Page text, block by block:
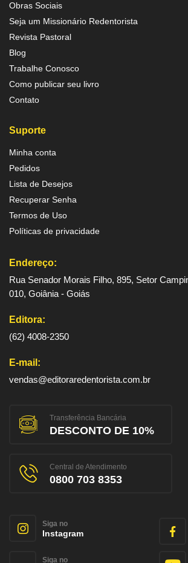
Obras Sociais
Seja um Missionário Redentorista
Revista Pastoral
Blog
Trabalhe Conosco
Como publicar seu livro
Contato
Suporte
Minha conta
Pedidos
Lista de Desejos
Recuperar Senha
Termos de Uso
Políticas de privacidade
Endereço:
Rua Senador Morais Filho, 895, Setor
010, Goiânia - Goiás
Editora:
(62) 4008-2350
E-mail:
vendas@editoraredentorista.com.br
Transferência Bancária
DESCONTO DE 10%
Central de Atendimento
0800 703 8353
Siga no
Instagram
Siga no